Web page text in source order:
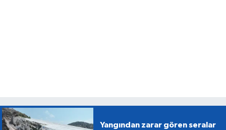
Yangından zarar gören seralar